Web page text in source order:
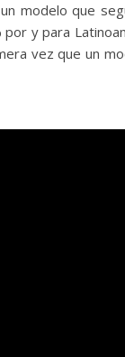
modelo que
y para
vez que un